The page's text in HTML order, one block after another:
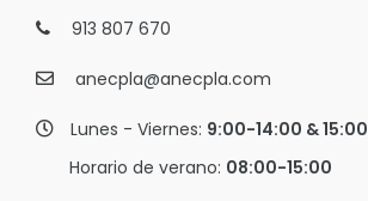
913 807 670
anecpla@anecpla.com
Lunes - Viernes: 9:00-14:00 &
Horario de verano: 08:00-15:00